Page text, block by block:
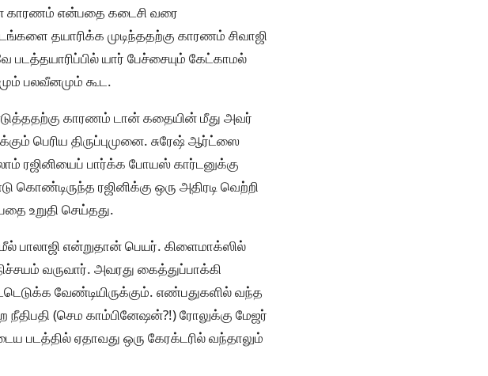
என்பதை கடைசி வரை
தயாரிக்க முடிந்ததற்கு காரணம் சிவாஜி
யார் பேச்சையும் கேட்காமல்
பலவீனமும் கூட.
காரணம் டான் கதையின் மீது அவர்
பெரிய திருப்புமுனை. சுரேஷ் ஆர்ட்ஸை
ரஜினியைப் பார்க்க போயஸ் கார்டனுக்கு
ரஜினிக்கு ஒரு அதிரடி வெற்றி
உறுதி செய்தது.
பாலாஜி என்றுதான் பெயர். கிளைமாக்ஸில்
வருவார். அவரது கைத்துப்பாக்கி
வேண்டியிருக்கும். எண்பதுகளில் வந்த
(செம காம்பினேஷன்?!) ரோலுக்கு மேஜர்
படத்தில் ஏதாவது ஒரு கேரக்டரில் வந்தாலும்